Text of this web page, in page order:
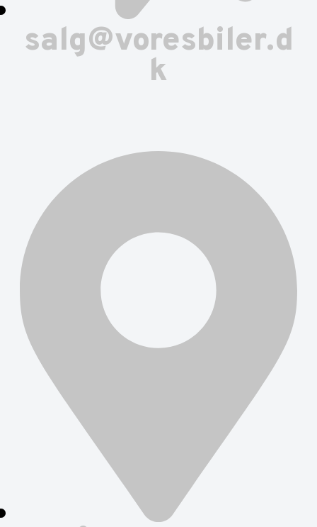
salg@voresbiler.d
k